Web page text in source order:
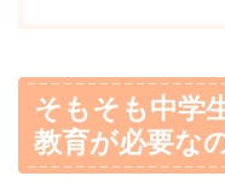
そもそも中学
教育が必要な